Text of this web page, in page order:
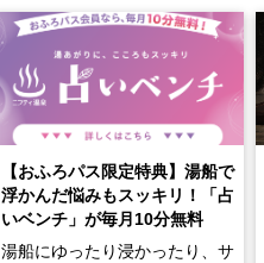
【おふろパス限定特典】湯船で
浮かんだ悩みもスッキリ！「占
いベンチ」が毎月10分無料
湯船にゆったり浸かったり、サ